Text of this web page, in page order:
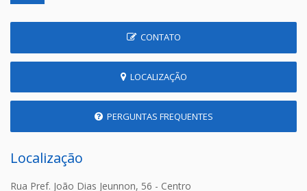
CONTATO
LOCALIZAÇÃO
PERGUNTAS FREQUENTES
Localização
Rua Pref. João Dias Jeunnon, 56 - Centro